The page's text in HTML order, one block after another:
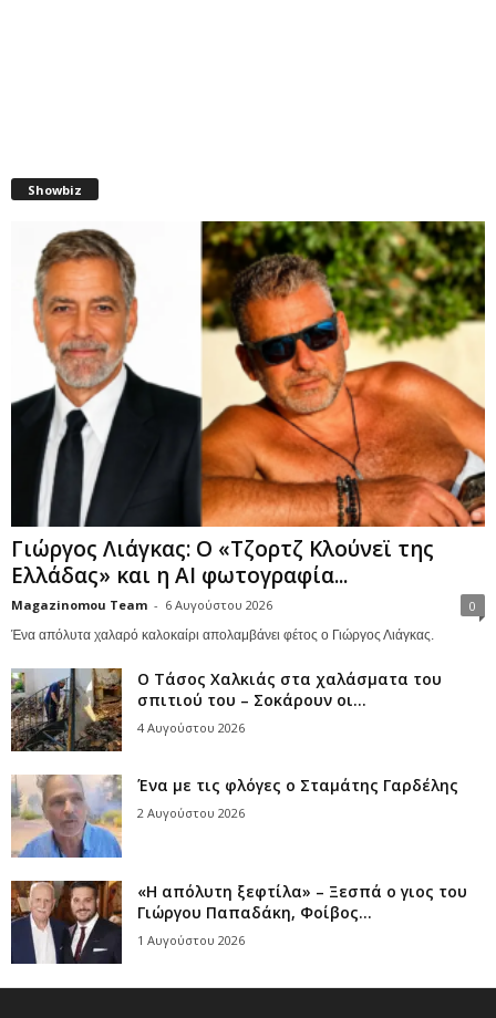
Showbiz
Γιώργος Λιάγκας: Ο «Τζορτζ Κλούνεϊ της
Ελλάδας» και η AI φωτογραφία...
Magazinomou Team - 6 Αυγούστου 2026 0
Ένα απόλυτα χαλαρό καλοκαίρι απολαμβάνει φέτος ο Γιώργος Λιάγκας.
Ο Τάσος Χαλκιάς στα χαλάσματα του
σπιτιού του – Σοκάρουν οι...
4 Αυγούστου 2026
Ένα με τις φλόγες ο Σταμάτης Γαρδέλης
2 Αυγούστου 2026
«Η απόλυτη ξεφτίλα» – Ξεσπά ο γιος του
Γιώργου Παπαδάκη, Φοίβος...
1 Αυγούστου 2026